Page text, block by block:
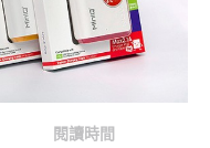
閱讀時間